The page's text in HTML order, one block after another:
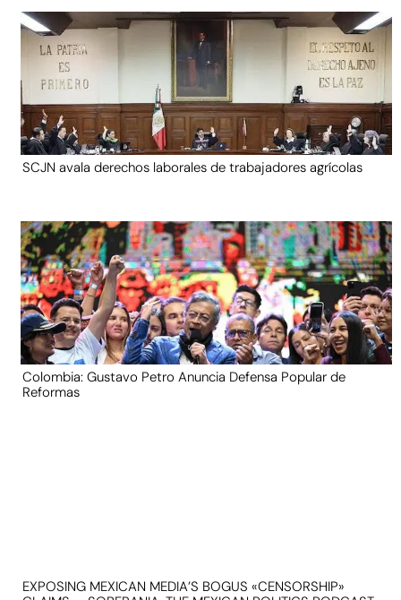
SCJN avala derechos laborales de trabajadores agrícolas
Colombia: Gustavo Petro Anuncia Defensa Popular de
Reformas
EXPOSING MEXICAN MEDIA’S BOGUS «CENSORSHIP»